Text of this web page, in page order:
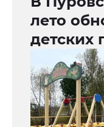
лето
детских